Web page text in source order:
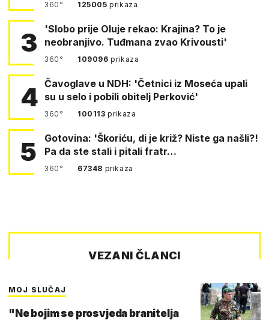
360° 125005prikaza
3
'Slobo prije Oluje rekao: Krajina? To je
neobranjivo. Tuđmana zvao Krivousti'
360° 109096prikaza
4 Čavoglave u NDH: 'Četnici iz Moseća upali
su u selo i pobili obitelj Perković'
360° 100113prikaza
5
Gotovina: 'Škoriću, di je križ? Niste ga našli?!
Pa da ste stali i pitali fratr…
360° 67348 prikaza
VEZANI ČLANCI
MOJ SLUČAJ
"Ne bojim se prosvjeda branitelja